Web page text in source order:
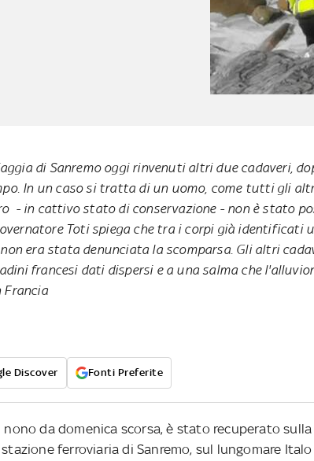
di Sanremo oggi rinvenuti altri due cadaveri,
In un caso si tratta di un uomo, come tutti gli
- in cattivo stato di conservazione - non è stato
Toti spiega che tra i corpi già identificati
era stata denunciata la scomparsa. Gli altri
francesi dati dispersi e a una salma che
Francia
Discover Fonti Preferite
nono da domenica scorsa, è stato recuperato
ferroviaria di Sanremo, sul lungomare Italo